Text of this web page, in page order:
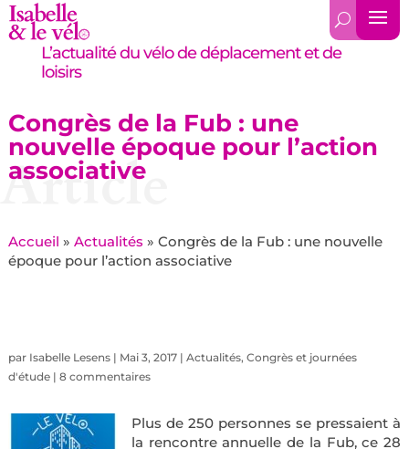
L’actualité du vélo de déplacement et de
loisirs
Congrès de la Fub : une
nouvelle époque pour l’action
associative
Article
Accueil » Actualités » Congrès de la Fub : une nouvelle
époque pour l’action associative
par Isabelle Lesens| Mai 3, 2017| Actualités, Congrès et journées
d'étude| 8 commentaires
Plus de 250 personnes se pressaient à
la rencontre annuelle de la Fub, ce 28